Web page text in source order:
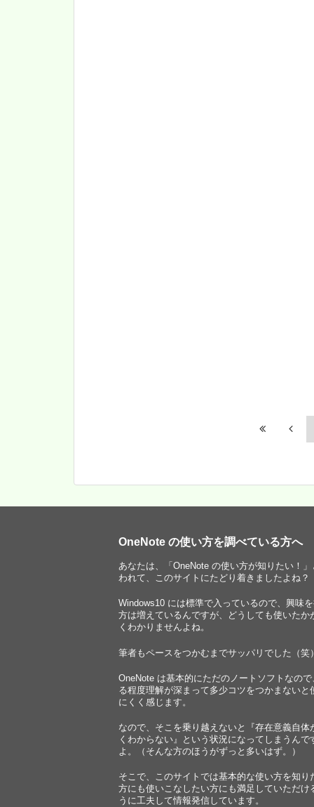
OneNote の使い方を調べている方へ
あなたは、「OneNote の使い方が知りたい！」
われて、このサイトにたどり着きましたよね？
Windows10 には標準で入っているので、興味
方は増えているんですが、どうしても使いたか
くわかりませんよね。
筆者もペースをつかむまでサッパリでした（笑
OneNote は基本的にただのノートソフトなので
る程度理解が深まって多少コツをつかまないと
にくく感じます。
なので、そこを乗り越えないと『存在意義自体
くわからない』という状況になってしまうんで
よ。（そんな方のほうがずっと多いはず。）
そこで、このサイトでは基本的な使い方を知り
方にも使いこなしたい方にも満足していただけ
うに工夫して情報発信しています。